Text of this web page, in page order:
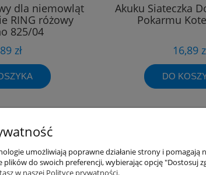
dla niemowląt
RING różowy
825/04
zł
Akuku Siateczka
Pokarmu
16,89
DO
Warunki zakupów
umożliwiają poprawne działanie strony i
do swoich preferencji, wybierając opcję "Dostosuj
w naszej Polityce prywatności.